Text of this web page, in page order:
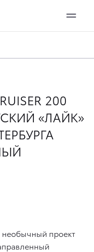
200
«ЛАЙК»
проект